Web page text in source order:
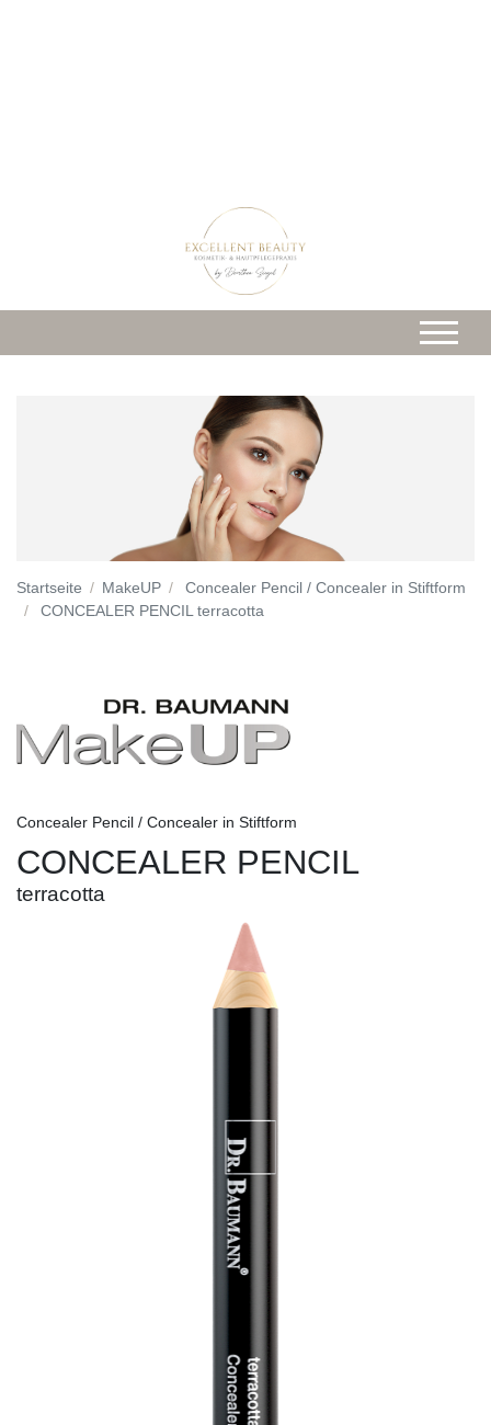
Startseite MakeUP
Concealer Pencil / Concealer in Stiftform
CONCEALER PENCIL terracotta
Concealer Pencil / Concealer in Stiftform
CONCEALER PENCIL
terracotta